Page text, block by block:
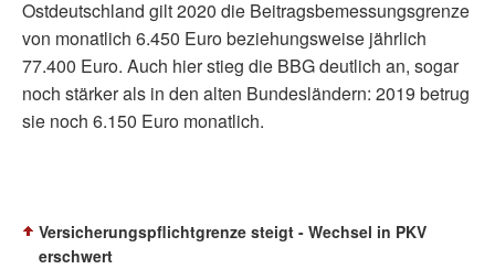
Ostdeutschland gilt 2020 die Beitragsbemessungsgrenze
von monatlich 6.450 Euro beziehungsweise jährlich
77.400 Euro. Auch hier stieg die BBG deutlich an, sogar
noch stärker als in den alten Bundesländern: 2019 betrug
sie noch 6.150 Euro monatlich.
Versicherungspflichtgrenze steigt - Wechsel in PKV
erschwert